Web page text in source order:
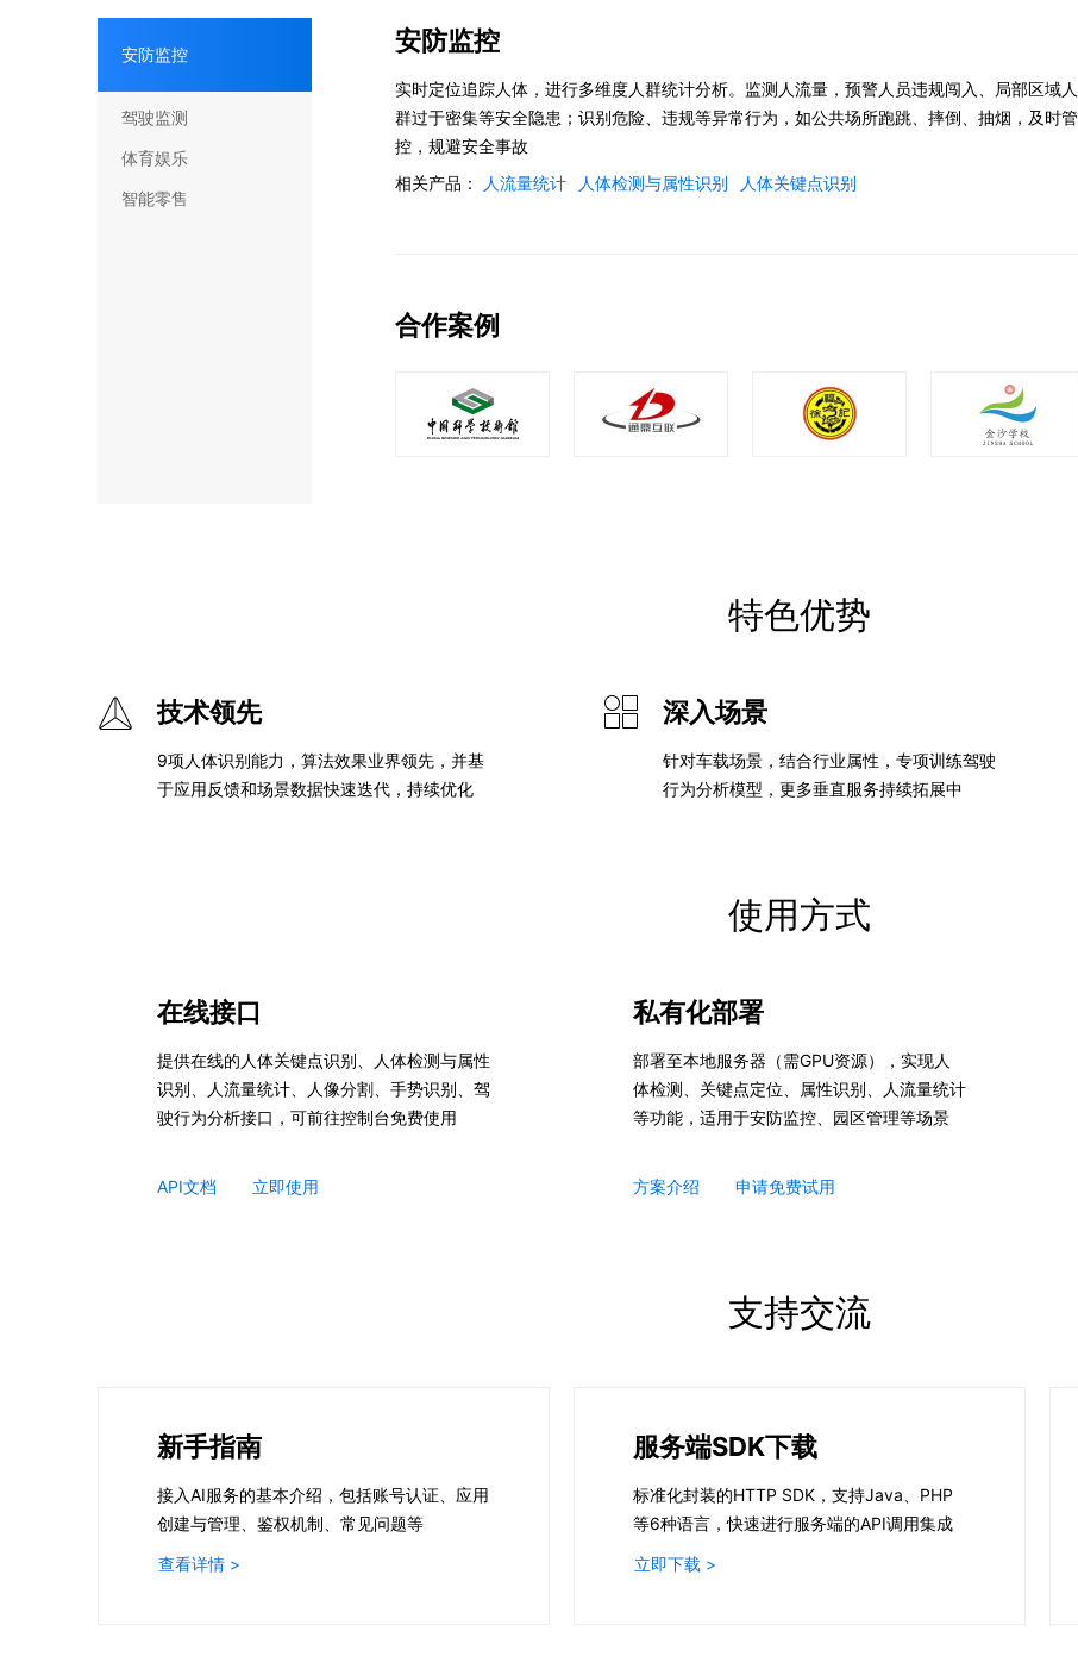
安防监控
驾驶监测
体育娱乐
智能零售
安防监控
实时定位追踪人体，进行多维度人群统计分析。监测人流量，预警人员违规闯入、局部区域人
群过于密集等安全隐患；识别危险、违规等异常行为，如公共场所跑跳、摔倒、抽烟，及时管
控，规避安全事故
相关产品：
人流量统计 人体检测与属性识别 人体关键点识别
合作案例
特色优势
技术领先
9项人体识别能力，算法效果业界领先，并基
于应用反馈和场景数据快速迭代，持续优化
深入场景
针对车载场景，结合行业属性，专项训练驾驶
行为分析模型，更多垂直服务持续拓展中
使用方式
在线接口
提供在线的人体关键点识别、人体检测与属性
识别、人流量统计、人像分割、手势识别、驾
驶行为分析接口，可前往控制台免费使用
API文档 立即使用
私有化部署
部署至本地服务器（需GPU资源），实现人
体检测、关键点定位、属性识别、人流量统计
等功能，适用于安防监控、园区管理等场景
方案介绍 申请免费试用
支持交流
新手指南
接入AI服务的基本介绍，包括账号认证、应用
创建与管理、鉴权机制、常见问题等
查看详情 >
服务端SDK下载
标准化封装的HTTP SDK，支持Java、PHP
等6种语言，快速进行服务端的API调用集成
立即下载 >